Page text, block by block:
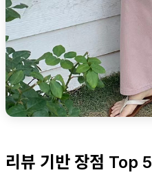
리뷰 기반 장점 Top 5